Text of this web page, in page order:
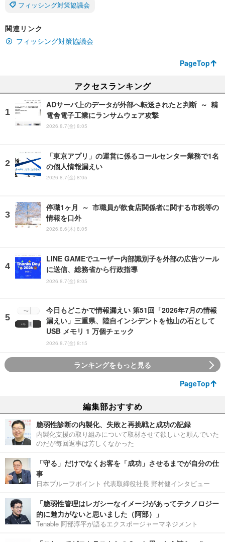
フィッシング対策協議会
関連リンク
フィッシング対策協議会
PageTop
アクセスランキング
ADサーバ上のデータが外部へ転送されたと判断 ～ 精
電舎電子工業にランサムウェア攻撃
2026.8.7(金) 8:05
「東京アプリ」の運営に係るコールセンター業務で1名
の個人情報漏えい
2026.8.7(金) 8:05
停職1ヶ月 ～ 市職員が飲食店関係者に関する市税等の
情報を口外
2026.8.6(木) 8:05
LINE GAMEでユーザー内部識別子を外部の広告ツール
に送信、総務省から行政指導
2026.8.7(金) 8:05
今日もどこかで情報漏えい 第51回「2026年7月の情報
漏えい」三重県、陸自インシデントを他山の石として
USB メモリ 1 万個チェック
2026.8.7(金) 8:15
ランキングをもっと見る
PageTop
編集部おすすめ
脆弱性診断の内製化、失敗と再挑戦と成功の記録
内製化支援の取り組みについて取材させて欲しいと頼んでいた
のだが毎回返事は芳しくなかった
「守る」だけでなくお客を「成功」させるまでが自分の仕
事
日本プルーフポイント 代表取締役社長 野村健インタビュー
「脆弱性管理はレガシーなイメージがあってテクノロジー
的に魅力がないと思いました（阿部）」
Tenable 阿部淳平が語るエクスポージャーマネジメント